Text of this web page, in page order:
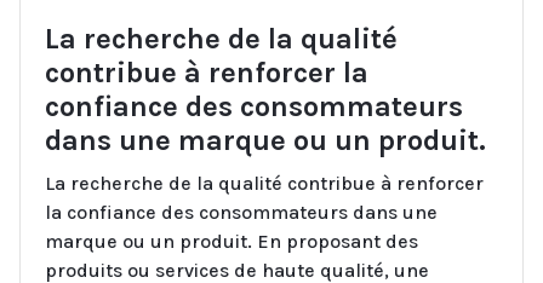
La recherche de la qualité
contribue à renforcer la
confiance des consommateurs
dans une marque ou un produit.
La recherche de la qualité contribue à renforcer
la confiance des consommateurs dans une
marque ou un produit. En proposant des
produits ou services de haute qualité, une